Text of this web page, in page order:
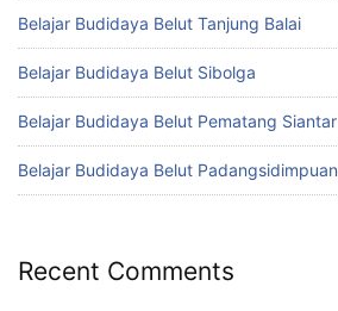
Belajar Budidaya Belut Tanjung Balai
Belajar Budidaya Belut Sibolga
Belajar Budidaya Belut Pematang Siantar
Belajar Budidaya Belut Padangsidimpuan
Recent Comments